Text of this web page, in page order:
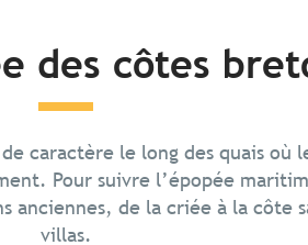
des côtes
caractère le long des quais où
Pour suivre l’épopée
anciennes, de la criée à la côte
villas.